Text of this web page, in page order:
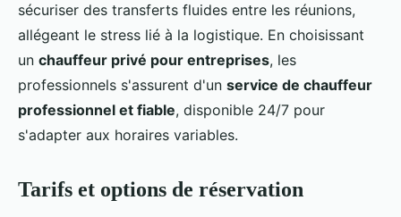
sécuriser des transferts fluides entre les réunions,
allégeant le stress lié à la logistique. En choisissant
un chauffeur privé pour entreprises, les
professionnels s'assurent d'un service de chauffeur
professionnel et fiable, disponible 24/7 pour
s'adapter aux horaires variables.
Tarifs et options de réservation